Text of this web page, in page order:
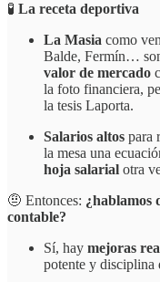
🧪 La receta deportiva
La Masia como
Balde, Fermín…
valor de mercado
la foto financiera,
la tesis Laporta.
Salarios altos para
la mesa una
hoja salarial otra
🤨 Entonces: ¿hablamos
contable?
Sí, hay mejoras
potente y disciplina